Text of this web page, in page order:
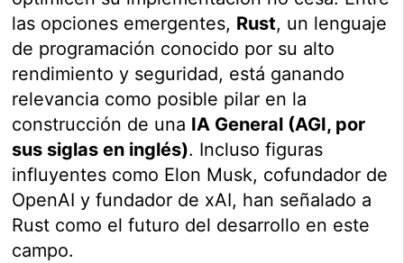
las opciones emergentes, Rust, un lenguaje
de programación conocido por su alto
rendimiento y seguridad, está ganando
relevancia como posible pilar en la
construcción de una IA General (AGI, por
sus siglas en inglés). Incluso figuras
influyentes como Elon Musk, cofundador de
OpenAI y fundador de xAI, han señalado a
Rust como el futuro del desarrollo en este
campo.